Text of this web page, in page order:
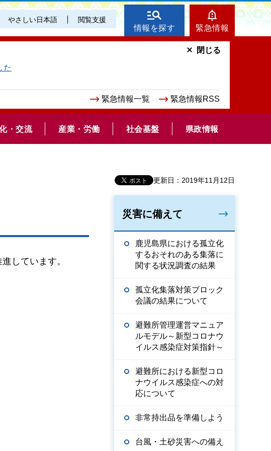
やさしい日本語 閲覧支援
情報を探す 緊急情報
た
緊急情報一覧 緊急情報RSS
閉じる
・交流 産業・労働 社会基盤 県政情報
更新日：2019年11月12日
しています。
災害に備えて
鹿児島県における孤立化
するおそれのある集落に
関する状況調査の結果
孤立化集落対策ブロック
会議の結果について
避難所管理運営マニュア
ルモデル～新型コロナウ
イルス感染症対策指針～
避難所における新型コロ
ナウイルス感染症への対
応について
非常持出品を準備しよう
台風・土砂災害への備え